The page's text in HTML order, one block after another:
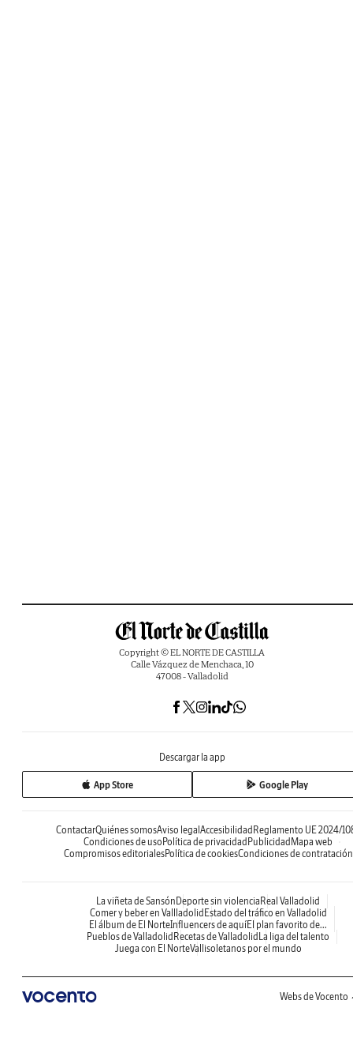
Copyright © EL NORTE DE CASTILLA
Calle Vázquez de Menchaca, 10
47008 - Valladolid
Descargar la app
App Store Google Play
ContactarQuiénes somosAviso legal Accesibilidad Reglamento UE 2024/
Condiciones de uso Política de privacidad Publicidad Mapa web
Compromisos editorialesPolítica de cookiesCondiciones de contratación
La viñeta de Sansón Deporte sin violencia Real Valladolid
Comer y beber en Vallladolid Estado del tráfico en Valladolid
El álbum de El NorteInfluencers de aquíEl plan favorito de...
Pueblos de Valladolid Recetas de Valladolid La liga del talento
Juega con El NorteVallisoletanos por el mundo
Webs de Vocento